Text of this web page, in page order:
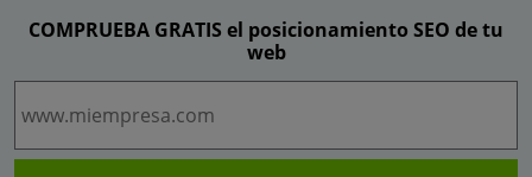
COMPRUEBA GRATIS el posicionamiento SEO de tu
web